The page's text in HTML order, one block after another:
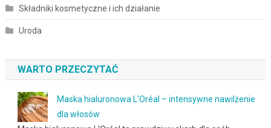
Składniki kosmetyczne i ich działanie
Uroda
WARTO PRZECZYTAĆ
Maska hialuronowa L'Oréal – intensywne nawilżenie
dla włosów